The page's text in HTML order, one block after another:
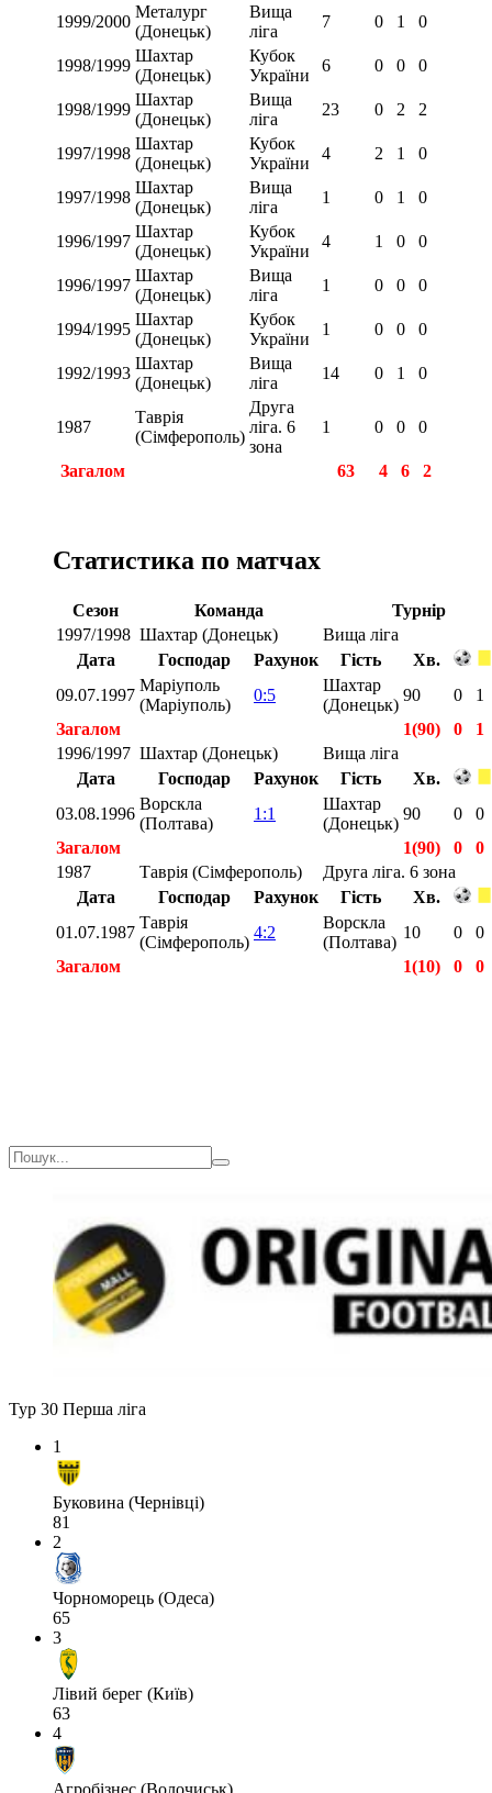
1999/2000
Металург
(Донецьк)
Вища
ліга
7 0 1 0
1998/1999
Шахтар
(Донецьк)
Кубок
України
6 0 0 0
1998/1999
Шахтар
(Донецьк)
Вища
ліга
23 0 2 2
1997/1998
Шахтар
(Донецьк)
Кубок
України
4 2 1 0
1997/1998
Шахтар
(Донецьк)
Вища
ліга
1 0 1 0
1996/1997
Шахтар
(Донецьк)
Кубок
України
4 1 0 0
1996/1997
Шахтар
(Донецьк)
Вища
ліга
1 0 0 0
1994/1995
Шахтар
(Донецьк)
Кубок
України
1 0 0 0
1992/1993
Шахтар
(Донецьк)
Вища
ліга
14 0 1 0
1987
Таврія
(Сімферополь)
Друга
ліга. 6
зона
1 0 0 0
Загалом 63 4 6 2
Статистика по матчах
Сезон Команда
Турнір
1997/1998 Шахтар (Донецьк)
Вища ліга
Дата
Господар Рахунок Гість
Хв.
09.07.1997
Маріуполь
(Маріуполь)
0:5
Шахтар
(Донецьк)
90 0
1
Загалом
1(90) 0
1
1996/1997 Шахтар (Донецьк)
Вища ліга
Дата
Господар Рахунок Гість
Хв.
03.08.1996
Ворскла
(Полтава)
1:1
Шахтар
(Донецьк)
90 0
0
Загалом
1(90) 0
0
1987
Таврія (Сімферополь)
Друга ліга. 6 зона
Дата
Господар Рахунок Гість
Хв.
01.07.1987
Таврія
(Сімферополь)
4:2
Ворскла
(Полтава)
10 0
0
Загалом
1(10) 0
0
Тур 30 Перша ліга
1
Буковина (Чернівці)
81
2
Чорноморець (Одеса)
65
3
Лівий берег (Київ)
63
4